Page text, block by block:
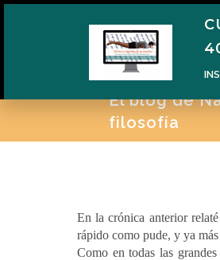
El blog de
filosofía
En la crónica anterior
rápido como pude, y ya
Como en todas las